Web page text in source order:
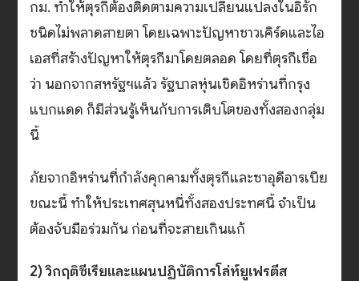
กม. ทำให้ตุรกีต้องติดตามความเปลี่ยนแปลงในอิรัก
ชนิดไม่พลาดสายตา โดยเฉพาะปัญหาชาวเคิร์ดและไอ
เอสที่สร้างปัญหาให้ตุรกีมาโดยตลอด โดยที่ตุรกีเชื่อ
ว่า นอกจากสหรัฐฯแล้ว รัฐบาลหุ่นเชิดอิหร่านที่กรุง
แบกแดด ก็มีส่วนรู้เห็นกับการเติบโตของทั้งสองกลุ่ม
นี้
ภัยจากอิหร่านที่กำลังคุกคามทั้งตุรกีและซาอุดีอารเบีย
ขณะนี้ ทำให้ประเทศสุนหนี่ทั้งสองประทศนี้ จำเป็น
ต้องจับมือร่วมกัน ก่อนที่จะสายเกินแก้
2) วิกฤติซีเรียและแผนปฏิบัติการโล่ห์ยูเฟรตีส